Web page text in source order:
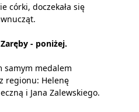
córki, doczekała się
- poniżej.
samym medalem
regionu: Helenę
i Jana Zalewskiego.